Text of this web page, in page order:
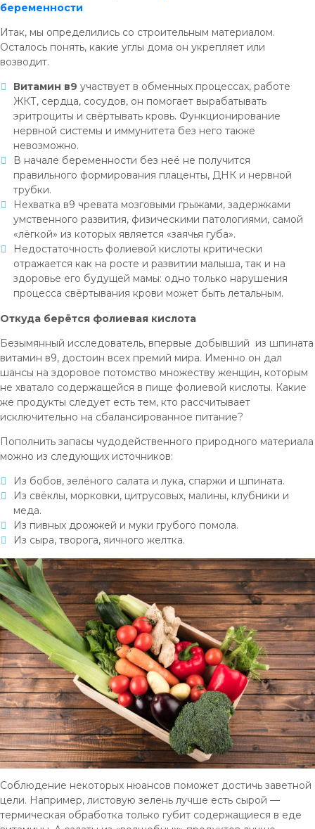
беременности
Итак, мы определились со строительным материалом.
Осталось понять, какие углы дома он укрепляет или
возводит.
Витамин в9 участвует в обменных процессах, работе
ЖКТ, сердца, сосудов, он помогает вырабатывать
эритроциты и свёртывать кровь. Функционирование
нервной системы и иммунитета без него также
невозможно.
В начале беременности без неё не получится
правильного формирования плаценты, ДНК и нервной
трубки.
Нехватка в9 чревата мозговыми грыжами, задержками
умственного развития, физическими патологиями, самой
«лёгкой» из которых является «заячья губа».
Недостаточность фолиевой кислоты критически
отражается как на росте и развитии малыша, так и на
здоровье его будущей мамы: одно только нарушения
процесса свёртывания крови может быть летальным.
Откуда берётся фолиевая кислота
Безымянный исследователь, впервые добывший из шпината
витамин в9, достоин всех премий мира. Именно он дал
шансы на здоровое потомство множеству женщин, которым
не хватало содержащейся в пище фолиевой кислоты. Какие
же продукты следует есть тем, кто рассчитывает
исключительно на сбалансированное питание?
Пополнить запасы чудодейственного природного материала
можно из следующих источников:
Из бобов, зелёного салата и лука, спаржи и шпината.
Из свёклы, морковки, цитрусовых, малины, клубники и
меда.
Из пивных дрожжей и муки грубого помола.
Из сыра, творога, яичного желтка.
Соблюдение некоторых нюансов поможет достичь заветной
цели. Например, листовую зелень лучше есть сырой —
термическая обработка только губит содержащиеся в еде